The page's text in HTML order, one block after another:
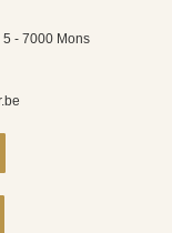
- 7000 Mons